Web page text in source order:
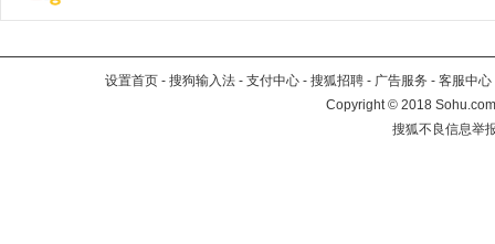
设置首页 - 搜狗输入法 - 支付中心 - 搜狐招聘 - 广告服务 - 客服中心
Copyright©2018
搜狐不良信息举